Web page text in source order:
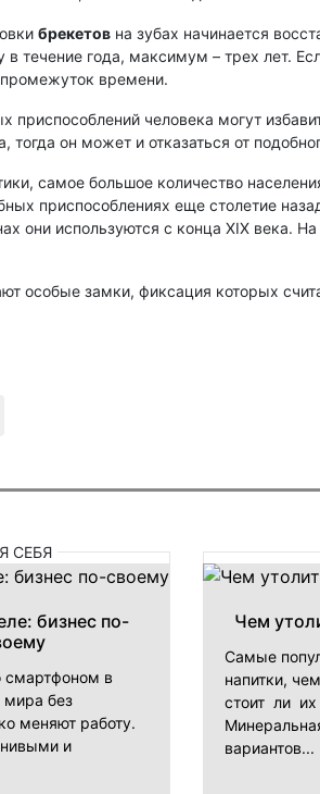
брекетов на зубах начинается
в течение года, максимум – трех лет.
времени.
человека могут
тогда он может и отказаться от
самое большое количество
приспособлениях еще столетие
они используются с конца XIX века.
особые замки, фиксация которых
СЕБЯ
бизнес по-
смартфоном в
мира без
меняют работу.
и
Чем
Самые
напитки,
стоит ли их
вариантов...